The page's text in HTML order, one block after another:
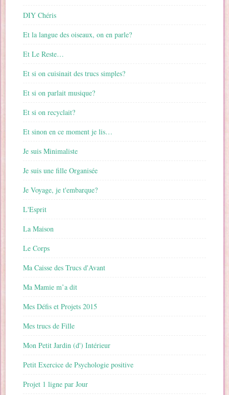
DIY Chéris
Et la langue des oiseaux, on en parle?
Et Le Reste…
Et si on cuisinait des trucs simples?
Et si on parlait musique?
Et si on recyclait?
Et sinon en ce moment je lis…
Je suis Minimaliste
Je suis une fille Organisée
Je Voyage, je t'embarque?
L'Esprit
La Maison
Le Corps
Ma Caisse des Trucs d'Avant
Ma Mamie m’a dit
Mes Défis et Projets 2015
Mes trucs de Fille
Mon Petit Jardin (d') Intérieur
Petit Exercice de Psychologie positive
Projet 1 ligne par Jour